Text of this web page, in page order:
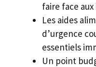
faire face
Les aides
d’urgence
essentiels
Un point